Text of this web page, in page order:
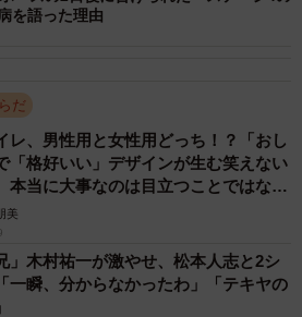
を語った理由
だ
レ、男性用と女性用どっち！？「おし
「格好いい」デザインが生む笑えない
当に大事なのは目立つことではな
美
」木村祐一が激やせ、松本人志と2シ
一瞬、分からなかったわ」「テキヤの